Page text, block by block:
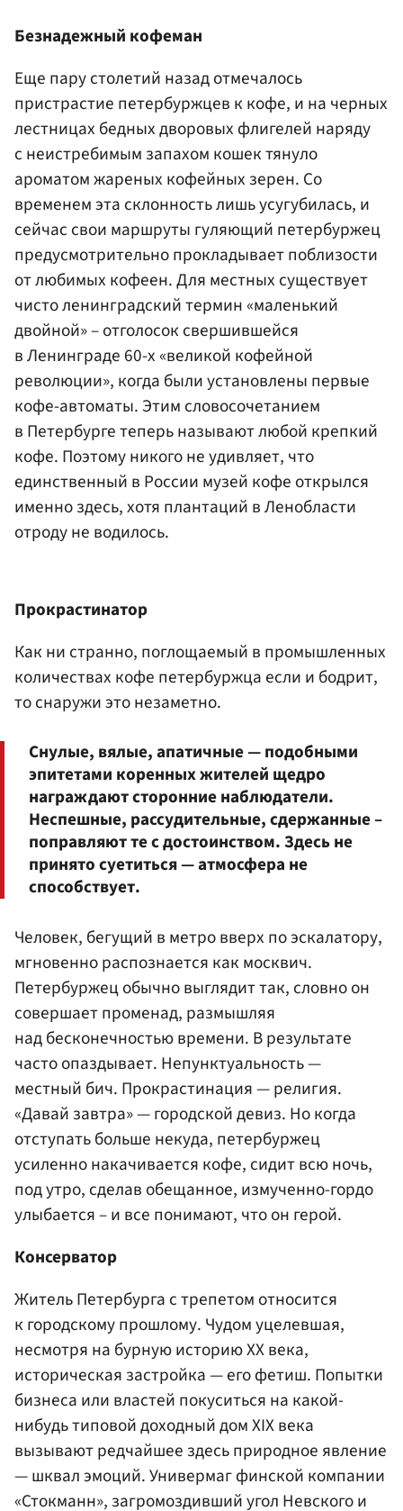
Безнадежный кофеман
Еще пару столетий назад отмечалось
пристрастие петербуржцев к кофе, и на черных
лестницах бедных дворовых флигелей наряду
с неистребимым запахом кошек тянуло
ароматом жареных кофейных зерен. Со
временем эта склонность лишь усугубилась, и
сейчас свои маршруты гуляющий петербуржец
предусмотрительно прокладывает поблизости
от любимых кофеен. Для местных существует
чисто ленинградский термин «маленький
двойной» – отголосок свершившейся
в Ленинграде 60-х «великой кофейной
революции», когда были установлены первые
кофе-автоматы. Этим словосочетанием
в Петербурге теперь называют любой крепкий
кофе. Поэтому никого не удивляет, что
единственный в России музей кофе открылся
именно здесь, хотя плантаций в Ленобласти
отроду не водилось.
Прокрастинатор
Как ни странно, поглощаемый в промышленных
количествах кофе петербуржца если и бодрит,
то снаружи это незаметно.
Снулые, вялые, апатичные — подобными
эпитетами коренных жителей щедро
награждают сторонние наблюдатели.
Неспешные, рассудительные, сдержанные –
поправляют те с достоинством. Здесь не
принято суетиться — атмосфера не
способствует.
Человек, бегущий в метро вверх по эскалатору,
мгновенно распознается как москвич.
Петербуржец обычно выглядит так, словно он
совершает променад, размышляя
над бесконечностью времени. В результате
часто опаздывает. Непунктуальность —
местный бич. Прокрастинация — религия.
«Давай завтра» — городской девиз. Но когда
отступать больше некуда, петербуржец
усиленно накачивается кофе, сидит всю ночь,
под утро, сделав обещанное, измученно-гордо
улыбается – и все понимают, что он герой.
Консерватор
Житель Петербурга с трепетом относится
к городскому прошлому. Чудом уцелевшая,
несмотря на бурную историю XX века,
историческая застройка — его фетиш. Попытки
бизнеса или властей покуситься на какой-
нибудь типовой доходный дом XIX века
вызывают редчайшее здесь природное явление
— шквал эмоций. Универмаг финской компании
«Стокманн», загромоздивший угол Невского и